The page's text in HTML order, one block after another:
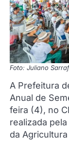
Foto: Juliano Sarraf
A Prefeitura
Anual de
feira (4), no
realizada
da